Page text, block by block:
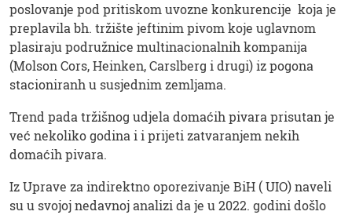
poslovanje pod pritiskom uvozne konkurencije koja je
preplavila bh. tržište jeftinim pivom koje uglavnom
plasiraju podružnice multinacionalnih kompanija
(Molson Cors, Heinken, Carslberg i drugi) iz pogona
stacioniranh u susjednim zemljama.
Trend pada tržišnog udjela domaćih pivara prisutan je
već nekoliko godina i i prijeti zatvaranjem nekih
domaćih pivara.
Iz Uprave za indirektno oporezivanje BiH ( UIO) naveli
su u svojoj nedavnoj analizi da je u 2022. godini došlo